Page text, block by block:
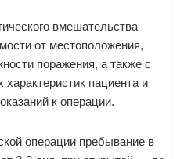
вмешательства
от местоположения,
поражения, а также с
пациента и
к операции.
операции пребывание в